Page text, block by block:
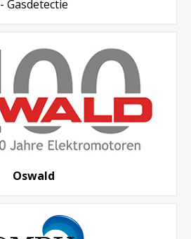
- Gasdetectie
Oswald